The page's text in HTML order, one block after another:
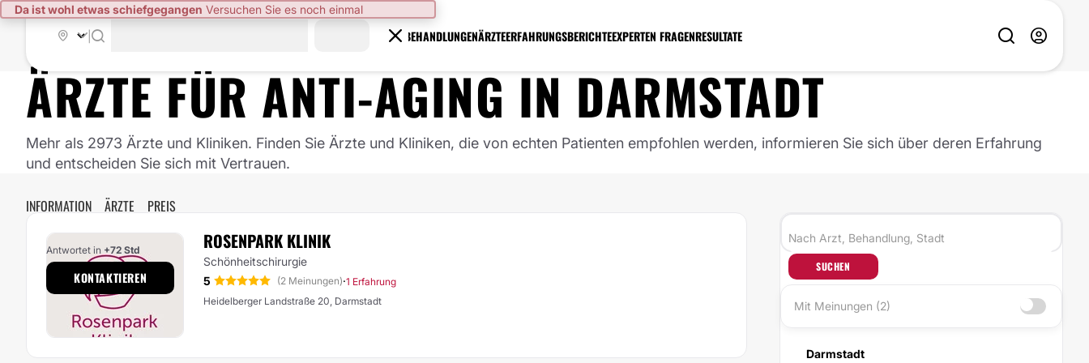
Da ist wohl etwas schiefgegangen Versuchen Sie es noch einmal
BEHANDLUNGENÄRZTEERFAHRUNGSBERICHTEEXPERTEN FRAGENRESULTATE
ÄRZTE FÜRANTI-AGINGINDARMSTADT
Mehr als 2973 Ärzte und Kliniken. Finden Sie Ärzte und Kliniken, die von echten Patienten empfohlen werden, informieren Sie sich über deren Erfahrung
und entscheiden Sie sich mit Vertrauen.
INFORMATION ÄRZTE PREIS
ROSENPARK KLINIK
Schönheitschirurgie
5
(2 Meinungen)·1 Erfahrung
Heidelberger Landstraße 20, Darmstadt
Antwortet in +72 Std
KONTAKTIEREN
SUCHEN
Mit Meinungen (2)
Darmstadt